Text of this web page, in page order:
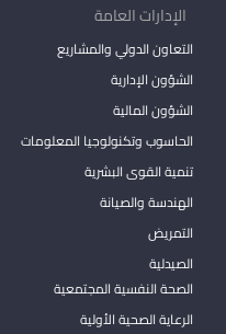
الإدارات العامة
التعاون الدولي والمشاريع
الشؤون الإدارية
الشؤون المالية
الحاسوب وتكنولوجيا المعلومات
تنمية القوى البشرية
الهندسة والصيانة
التمريض
الصيدلية
الصحة النفسية المجتمعية
الرعاية الصحية الأولية